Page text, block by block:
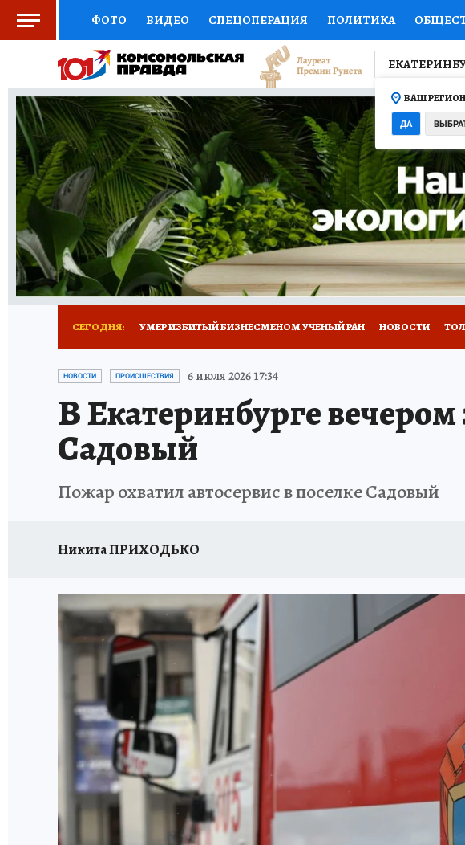
ФОТО ВИДЕО СПЕЦОПЕРАЦИЯ ПОЛИТИКА
СОЦПОДДЕРЖКА НАУКА СПОРТ КОЛУМНИСТЫ
ВЫБОР ЭКСПЕРТОВ ДОКТОР ФИНАНСЫ ОТКРЫВАЕМ
КНИЖНАЯ ПОЛКА ПРОГНОЗЫ НА СПОРТ ПРОМОКОДЫ
ПРЕСС-ЦЕНТР НЕДВИЖИМОСТЬ ТЕЛЕВИЗОР
РАДИО КП ТЕСТЫ НОВОЕ НА САЙТЕ
ВАШ
ДА
СЕГОДНЯ: УМЕР ИЗБИТЫЙ БИЗНЕСМЕНОМ УЧЕНЫЙ РАН НОВОСТИ
ЗАПОВЕДНАЯ РОССИЯ ПРОИСШЕСТВИЯ
НОВОСТИ ПРОИСШЕСТВИЯ 6 июля 2026 17:34
В Екатеринбурге вечером
Садовый
Пожар охватил автосервис в поселке Садовый
Никита ПРИХОДЬКО